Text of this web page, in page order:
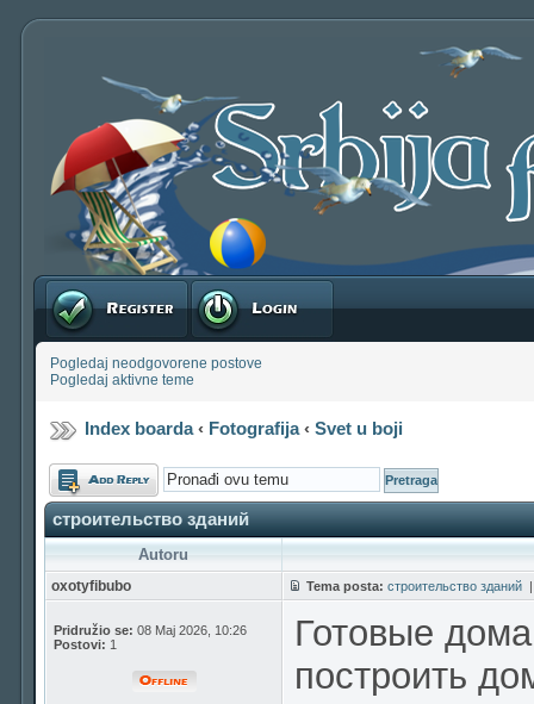
Registruj se Prijavite se
Pogledaj neodgovorene postove
Pogledaj aktivne teme
Index boarda‹ Fotografija‹ Svet u boji
Odgovori
строительство зданий
Autoru
oxotyfibubo Tema posta: строительство зданий
Pridružio se: 08 Maj 2026, 10:26
Postovi: 1
Готовые
построить